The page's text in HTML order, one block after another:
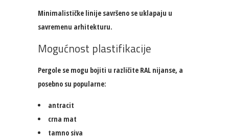
Minimalističke linije savršeno se uklapaju u
savremenu arhitekturu.
Mogućnost plastifikacije
Pergole se mogu bojiti u različite RAL nijanse, a
posebno su popularne:
antracit
crna mat
tamno siva